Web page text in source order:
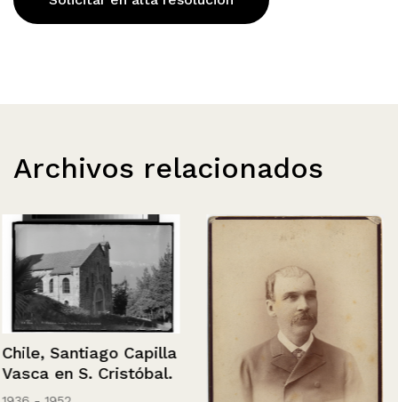
Archivos relacionados
Chile, Santiago Capilla
Vasca en S. Cristóbal.